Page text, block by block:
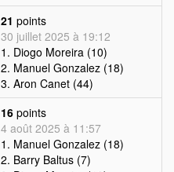
21 points
30 juillet 2025 à 19:12
1. Diogo Moreira (10)
2. Manuel Gonzalez (18)
3. Aron Canet (44)
16 points
4 août 2025 à 11:57
1. Manuel Gonzalez (18)
2. Barry Baltus (7)